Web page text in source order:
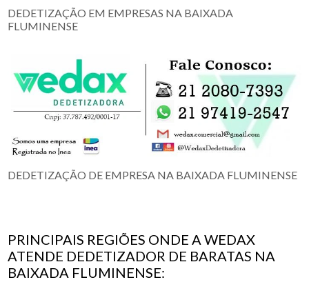
DEDETIZAÇÃO EM EMPRESAS NA BAIXADA
FLUMINENSE
DEDETIZAÇÃO DE EMPRESA NA BAIXADA FLUMINENSE
PRINCIPAIS REGIÕES ONDE A WEDAX
ATENDE DEDETIZADOR DE BARATAS NA
BAIXADA FLUMINENSE: